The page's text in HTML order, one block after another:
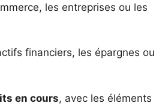
les entreprises ou les
financiers, les épargnes ou
en cours, avec les éléments